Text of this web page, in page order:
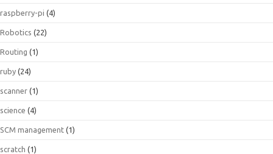
raspberry-pi (4)
Robotics (22)
Routing (1)
ruby (24)
scanner (1)
science (4)
SCM management (1)
scratch (1)